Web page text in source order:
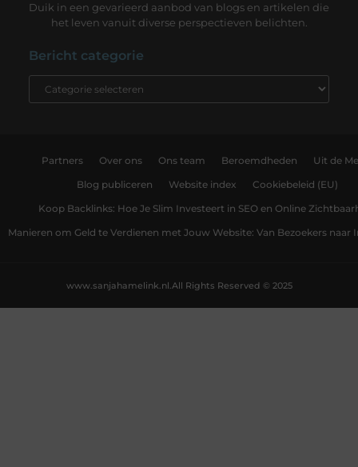
Duik in een gevarieerd aanbod van blogs en artikelen die
het leven vanuit diverse perspectieven belichten.
Bericht categorie
Partners Over ons Ons team Beroemdheden Uit de
Blog publiceren Website index Cookiebeleid (EU)
Koop Backlinks: Hoe Je Slim Investeert in SEO en Online
Manieren om Geld te Verdienen met Jouw Website: Van Bezoekers naar
All Rights Reserved © 2025
www.sanjahamelink.nl.